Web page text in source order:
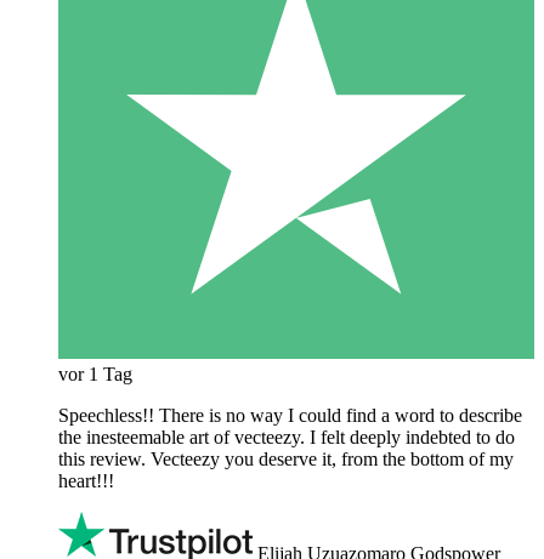
vor 1 Tag
Speechless!! There is no way I could find a word to describe
the inesteemable art of vecteezy. I felt deeply indebted to do
this review. Vecteezy you deserve it, from the bottom of my
heart!!!
Elijah Uzuazomaro Godspower